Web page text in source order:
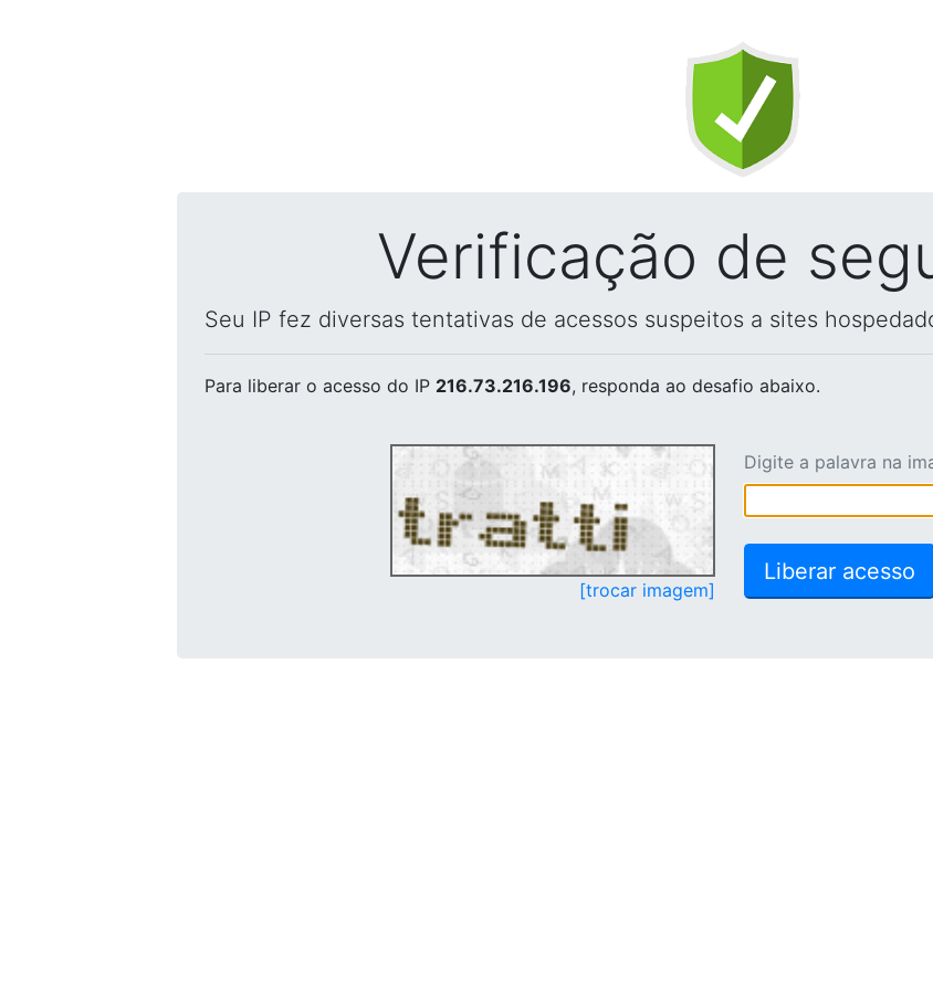
Verificação de
Seu IP fez diversas tentativas de acessos suspeitos a sites
Para liberar o acesso do IP 216.73.216.196, responda ao desafio abaixo.
[trocar imagem]
Digite a palavra na